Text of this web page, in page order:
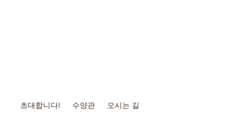
초대합니다! 수양관 오시는 길